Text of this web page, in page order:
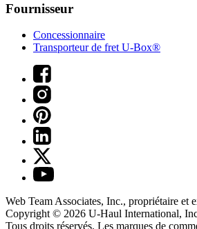
Fournisseur
Concessionnaire
Transporteur de fret U-Box®
Web Team Associates, Inc., propriétaire et
Copyright © 2026 U-Haul International,
Tous droits réservés. Les marques de